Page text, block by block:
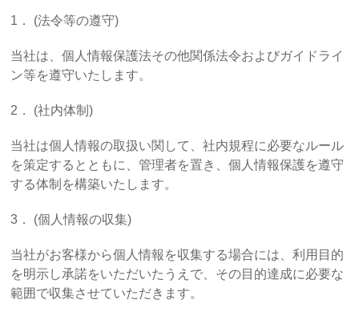
1． (法令等の遵守)
当社は、個人情報保護法その他関係法令およびガイドライ
ン等を遵守いたします。
2． (社内体制)
当社は個人情報の取扱い関して、社内規程に必要なルール
を策定するとともに、管理者を置き、個人情報保護を遵守
する体制を構築いたします。
3． (個人情報の収集)
当社がお客様から個人情報を収集する場合には、利用目的
を明示し承諾をいただいたうえで、その目的達成に必要な
範囲で収集させていただきます。